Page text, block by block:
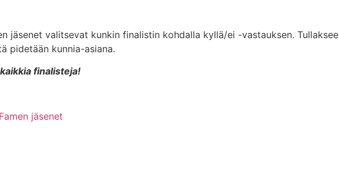
jäsenet valitsevat kunkin finalistin kohdalla kyllä/ei -vastauksen.
pidetään kunnia-asiana.
finalisteja!
jäsenet